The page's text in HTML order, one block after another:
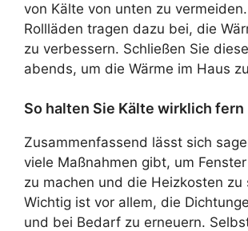
von Kälte von unten zu
Rollläden tragen dazu bei, die
zu verbessern. Schließen Sie
abends, um die Wärme im Haus
So halten Sie Kälte wirklich fern
Zusammenfassend lässt sich
viele Maßnahmen gibt, um
zu machen und die Heizkosten zu
Wichtig ist vor allem, die
und bei Bedarf zu erneuern.